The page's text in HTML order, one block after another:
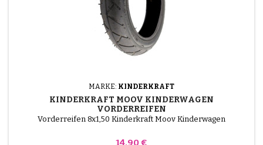
MARKE: KINDERKRAFT
KINDERKRAFT MOOV KINDERWAGEN
VORDERREIFEN
Vorderreifen 8x1,50 Kinderkraft Moov Kinderwagen
Preis
14,90 €